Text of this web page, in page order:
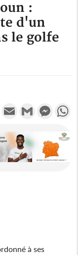
:
d'un
le golfe
TwitterEmail Gmail
à ses